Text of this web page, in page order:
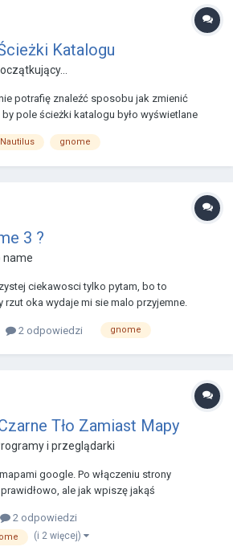
Katalogu
potrafię znaleźć sposobu jak zmienić
pole ścieżki katalogu było wyświetlane
[Edit] Znalazłem rozwiązanie
Nautilus gnome
3 ?
name
ciekawosci tylko pytam, bo to
oka wydaje mi sie malo przyjemne.
- Brakuje w instalatorze pakietow
2 odpowiedzi gnome
Tło Zamiast Mapy
i przeglądarki
google. Po włączeniu strony
ale jak wpiszę jakąś
Problem pojawia się i na Mozilli i na Chrome.
2 odpowiedzi
(i 2 więcej)